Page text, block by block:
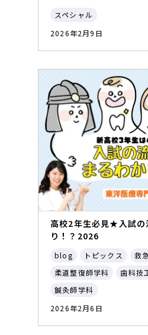
スペシャル
2026年2月9日
高校2年生必見★入試の
り！？2026
blog トピックス
救
柔道整復師学科
歯科技
鍼灸師学科
2026年2月6日